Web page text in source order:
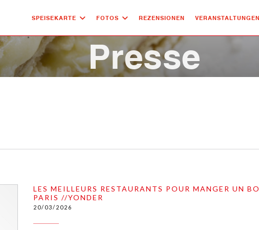
SPEISEKARTE FOTOS REZENSIONEN VERANSTALTUNGEN
Presse
LES MEILLEURS RESTAURANTS POUR MANGER UN
PARIS //YONDER
20/03/2026